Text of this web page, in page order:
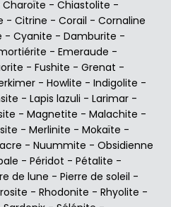
Charoïte - Chiastolite -
- Citrine - Corail - Cornaline
- Cyanite - Damburite -
- Emeraude -
- Fushite - Grenat -
- Howlite - Indigolite -
- Lapis lazuli - Larimar -
- Magnetite - Malachite -
- Merlinite - Mokaïte -
- Nuummite - Obsidienne
- Péridot - Pétalite -
de lune - Pierre de soleil -
- Rhodonite - Rhyolite -